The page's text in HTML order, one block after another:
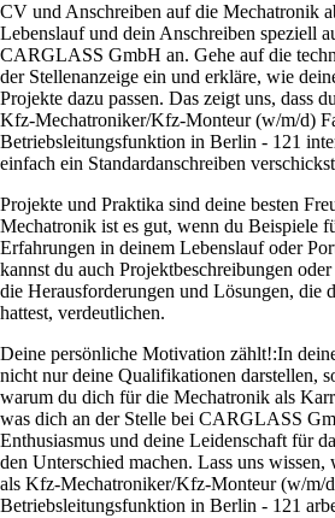
CV und Anschreiben auf die Mechatronik
Lebenslauf und dein Anschreiben speziell
CARGLASS GmbH an. Gehe auf die
der Stellenanzeige ein und erkläre, wie
Projekte dazu passen. Das zeigt uns, dass
Kfz-Mechatroniker/Kfz-Monteur (w/m/d)
Betriebsleitungsfunktion in Berlin - 121
einfach ein Standardanschreiben
Projekte und Praktika sind deine besten
Mechatronik ist es gut, wenn du Beispiele
Erfahrungen in deinem Lebenslauf oder
kannst du auch Projektbeschreibungen
die Herausforderungen und Lösungen, die
hattest, verdeutlichen.
Deine persönliche Motivation zählt!:In
nicht nur deine Qualifikationen darstellen,
warum du dich für die Mechatronik als
was dich an der Stelle bei CARGLASS
Enthusiasmus und deine Leidenschaft für
den Unterschied machen. Lass uns wissen,
als Kfz-Mechatroniker/Kfz-Monteur (w/m/
Betriebsleitungsfunktion in Berlin - 121